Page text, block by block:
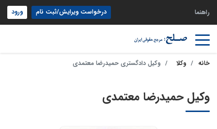
راهنما درخواست ویرایش/ثبت نام ورود
خانه وکلا وکیل دادگستری حمیدرضا معتمدی
وکیل حمیدرضا معتمدی